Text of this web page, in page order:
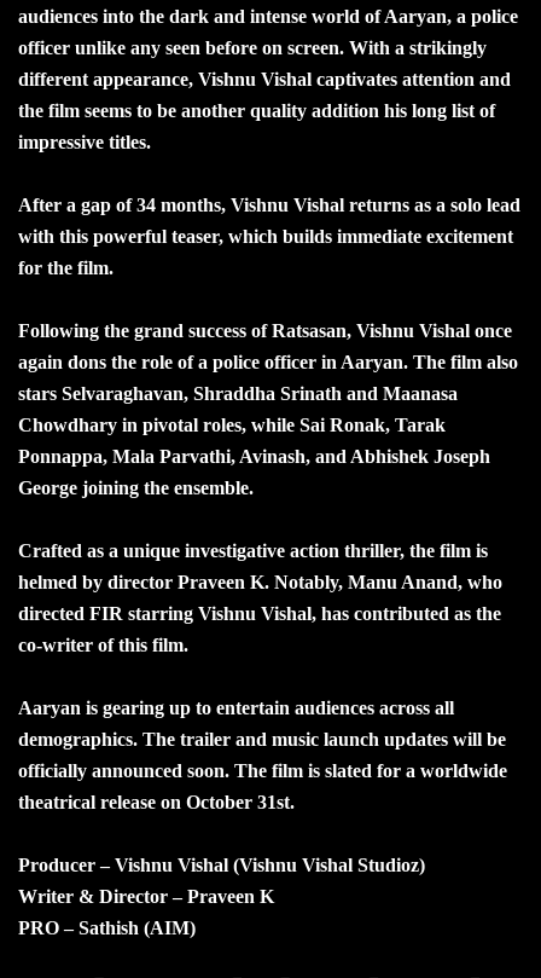
audiences into the dark and intense world of Aaryan, a police
officer unlike any seen before on screen. With a strikingly
different appearance, Vishnu Vishal captivates attention and
the film seems to be another quality addition his long list of
impressive titles.
After a gap of 34 months, Vishnu Vishal returns as a solo lead
with this powerful teaser, which builds immediate excitement
for the film.
Following the grand success of Ratsasan, Vishnu Vishal once
again dons the role of a police officer in Aaryan. The film also
stars Selvaraghavan, Shraddha Srinath and Maanasa
Chowdhary in pivotal roles, while Sai Ronak, Tarak
Ponnappa, Mala Parvathi, Avinash, and Abhishek Joseph
George joining the ensemble.
Crafted as a unique investigative action thriller, the film is
helmed by director Praveen K. Notably, Manu Anand, who
directed FIR starring Vishnu Vishal, has contributed as the
co-writer of this film.
Aaryan is gearing up to entertain audiences across all
demographics. The trailer and music launch updates will be
officially announced soon. The film is slated for a worldwide
theatrical release on October 31st.
Producer – Vishnu Vishal (Vishnu Vishal Studioz)
Writer & Director – Praveen K
PRO – Sathish (AIM)